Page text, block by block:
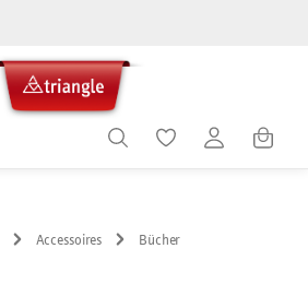
Accessoires Bücher